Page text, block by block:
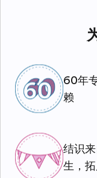
60年
赖
结识
生，